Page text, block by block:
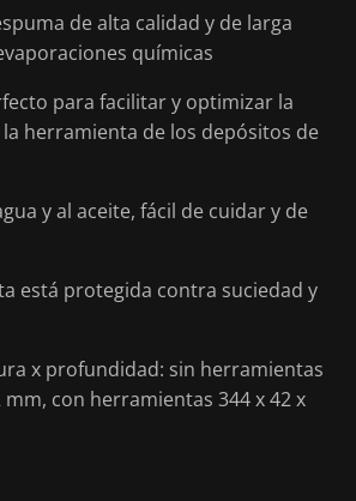
de alta calidad y de larga
químicas
para facilitar y optimizar la
herramienta de los depósitos de
y al aceite, fácil de cuidar y de
está protegida contra suciedad y
x profundidad: sin herramientas
mm, con herramientas 344 x 42 x